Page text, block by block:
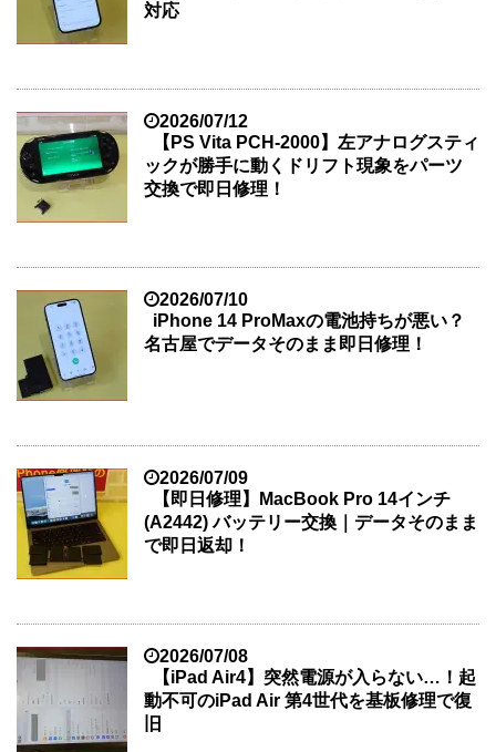
対応
2026/07/12
【PS Vita PCH-2000】左アナログスティ
ックが勝手に動くドリフト現象をパーツ
交換で即日修理！
2026/07/10
iPhone 14 ProMaxの電池持ちが悪い？
名古屋でデータそのまま即日修理！
2026/07/09
【即日修理】MacBook Pro 14インチ
(A2442) バッテリー交換｜データそのまま
で即日返却！
2026/07/08
【iPad Air4】突然電源が入らない…！起
動不可のiPad Air 第4世代を基板修理で復
旧